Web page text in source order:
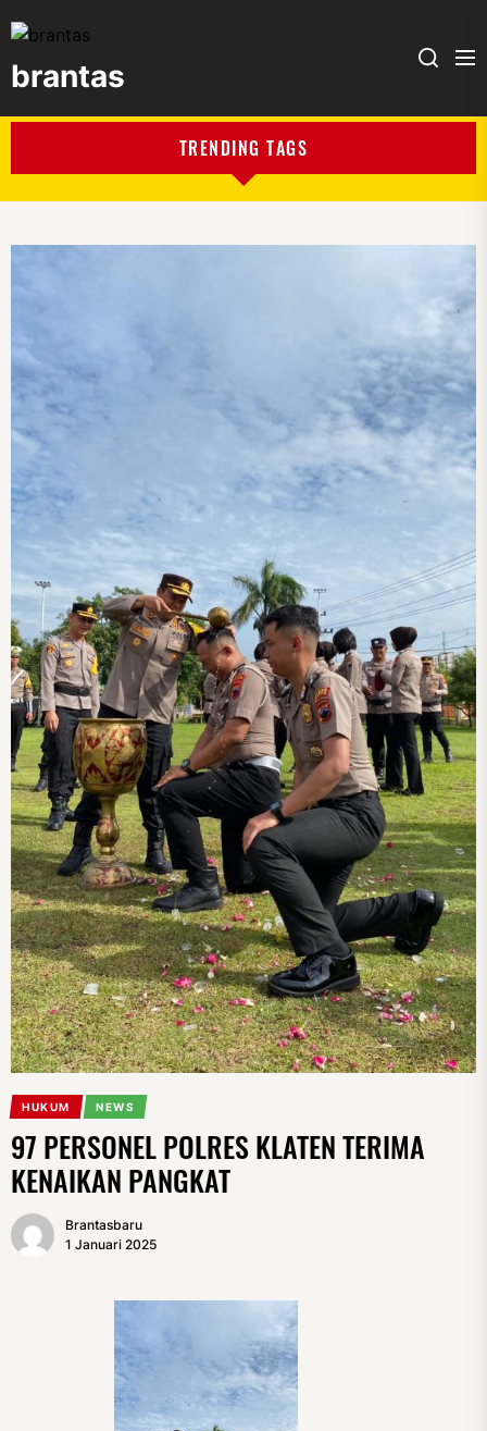
brantas
TRENDING TAGS
HUKUM NEWS
97 PERSONEL POLRES KLATEN TERIMA
KENAIKAN PANGKAT
Brantasbaru
1 Januari 2025